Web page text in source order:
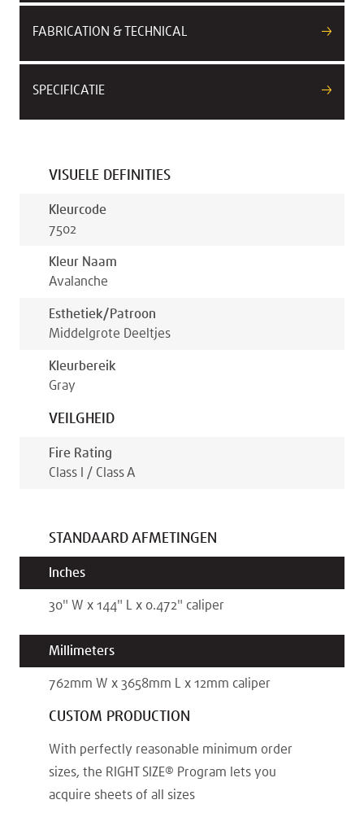
FABRICATION & TECHNICAL
SPECIFICATIE
VISUELE DEFINITIES
Kleurcode
7502
Kleur Naam
Avalanche
Esthetiek/patroon
Middelgrote Deeltjes
Kleurbereik
Gray
VEILGHEID
Fire Rating
Class I / Class A
STANDAARD AFMETINGEN
Inches
30" W x 144" L x 0.472" caliper
Millimeters
762mm W x 3658mm L x 12mm caliper
CUSTOM PRODUCTION
With perfectly reasonable minimum order
sizes, the RIGHT SIZE® Program lets you
acquire sheets of all sizes